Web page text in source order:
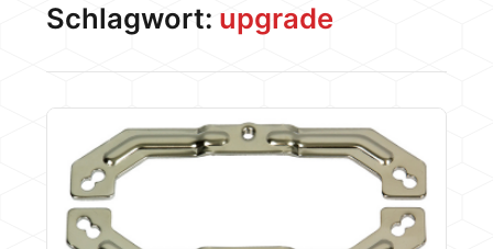
Schlagwort: upgrade